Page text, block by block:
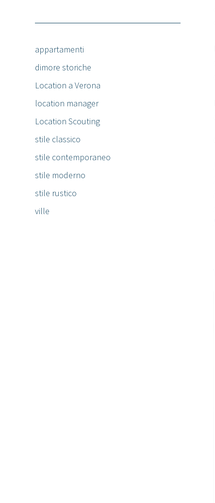
appartamenti
dimore storiche
Location a Verona
location manager
Location Scouting
stile classico
stile contemporaneo
stile moderno
stile rustico
ville